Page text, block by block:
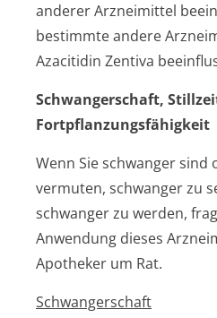
anderer Arzneimittel
bestimmte andere
Azacitidin Zentiva
Schwangerschaft,
Fortpflanzungsfähig­keit
Wenn Sie schwanger
vermuten, schwanger zu
schwanger zu werden,
Anwendung dieses
Apotheker um Rat.
Schwangerschaft